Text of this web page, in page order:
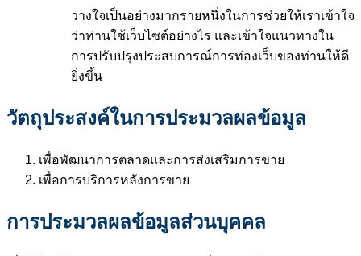
วางใจเป็นอย่างมากรายหนึ่งในการช่วยให้เราเข้าใจ
ว่าท่านใช้เว็บไซต์อย่างไร และเข้าใจแนวทางใน
การปรับปรุงประสบการณ์การท่องเว็บของท่านให้ดี
ยิ่งขึ้น
วัตถุประสงค์ในการประมวลผลข้อมูล
เพื่อพัฒนาการตลาดและการส่งเสริมการขาย
เพื่อการบริการหลังการขาย
การประมวลผลข้อมูลส่วนบุคคล